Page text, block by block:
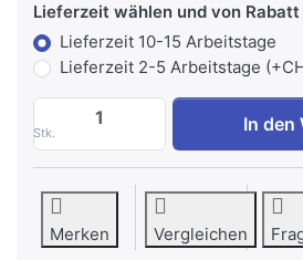
Lieferzeit wählen und von
Lieferzeit 10-15 Arbeitstage
Lieferzeit 2-5 Arbeitstage
Stk.
MIELE H 2861-
In den
Merken Vergleichen